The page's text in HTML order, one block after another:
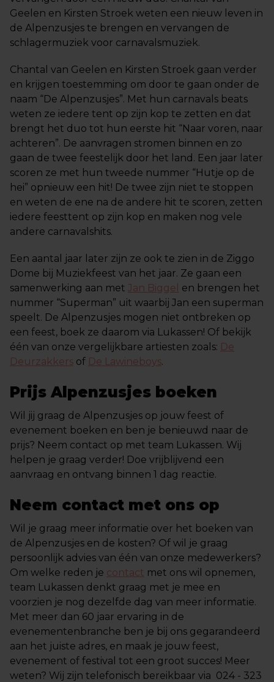
Geelen en Kirsten Stroek weten een nieuw leven in
de Alpenzusjes te brengen en vervangen de
schlagermuziek voor carnavalsmuziek.
Chantal van Geelen en Kirsten Stroek gaan verder
en krijgen toestemming om door te gaan onder de
naam “De Alpenzusjes”. Met hun carnavals beats
weten ze iedere tent op zijn kop te zetten en dat
brengt het duo tot hun eerste hit “Naar voren, naar
achteren”. De aanvragen stromen binnen en zo
gaan de twee feestelijk door het land. Een jaar later
scoren ze met hun tweede nummer “Hutje op de
hei” opnieuw een hit! De twee zijn niet te stoppen
en weten de ene na de andere hit te scoren, zetten
iedere feesttent op zijn kop en maken nog vele
andere carnavalshits.
Een aantal jaar later zijn ze ook te zien in de Ziggo
Dome bij Muziekfeest van het jaar. Ze gaan een
samenwerking aan met Jan Biggel en brengen het
nummer “Superman” uit waarbij Jan een superman
speelt. De Alpenzusjes mogen niet ontbreken op
een feest, boek ze daarom via Lukassen! Of bekijk
één van onze vergelijkbare artiesten zoals: De
Deurzakkers of De Lawineboys.
Prijs Alpenzusjes boeken
Wil jij graag de Alpenzusjes op jouw feest of
evenement boeken en ben je benieuwd naar de
prijs? Neem contact op met team Lukassen. Wij
helpen je graag verder! Doe vrijblijvend een
aanvraag en ontvang binnen 1 dag reactie.
Neem contact met ons op
Wil je graag meer informatie over het boeken van
de Alpenzusjes en de kosten? Of wil je graag
persoonlijk advies van één van onze medewerkers?
Om welke reden je contact met ons wil opnemen,
team Lukassen denkt graag met je mee en
voorzien je nog dezelfde dag van meer informatie.
Met meer dan 60 jaar ervaring in de
evenementenbranche ben je bij ons gegarandeerd
aan het juiste adres, en maak je jouw feest,
evenement of festival tot een groot succes! Meer
weten? Wij zijn telefonisch bereikbaar via 024 - 323